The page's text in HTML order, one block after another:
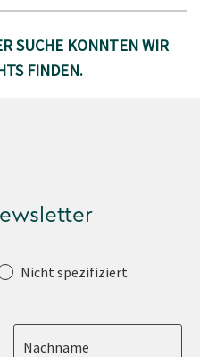
SUCHE KONNTEN WIR
FINDEN.
Nicht spezifiziert
Nachname